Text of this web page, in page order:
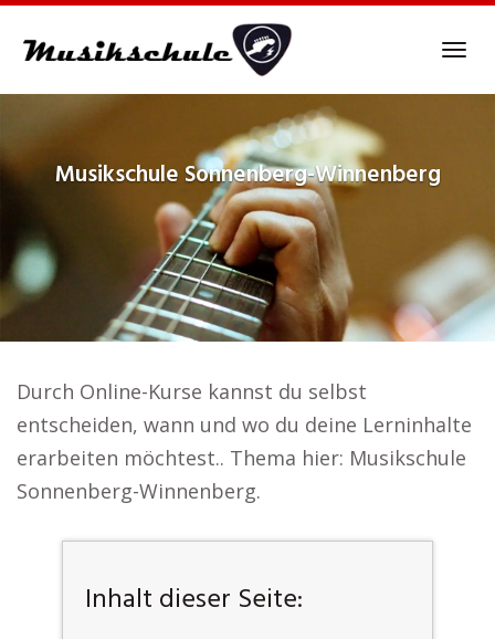
Musikschule Sonnenberg-Winnenberg
Durch Online-Kurse kannst du selbst
entscheiden, wann und wo du deine Lerninhalte
erarbeiten möchtest.. Thema hier: Musikschule
Sonnenberg-Winnenberg.
Inhalt dieser Seite: